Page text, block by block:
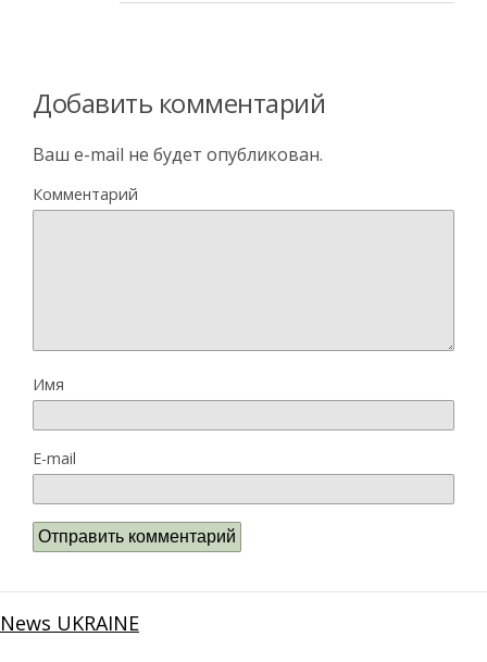
Добавить комментарий
Ваш e-mail не будет опубликован.
Комментарий
Имя
E-mail
News UKRAINE